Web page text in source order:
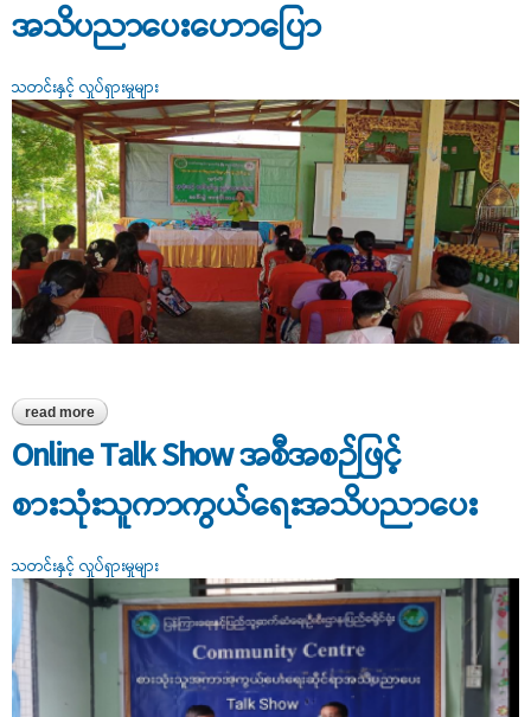
အသိပညာပေးဟောပြော
သတင်းနှင့် လှုပ်ရှားမှုများ
read more about လူသုံးကုန်ထုတ်လုပ်မှုနည်းပညာသင်တန်းတွင် စားသုံးသူကာကွယ်
ပေးရေးအသိပညာပေးဟောပြော
Online Talk Show အစီအစဉ်ဖြင့်
စားသုံးသူကာကွယ်ရေးအသိပညာပေး
သတင်းနှင့် လှုပ်ရှားမှုများ